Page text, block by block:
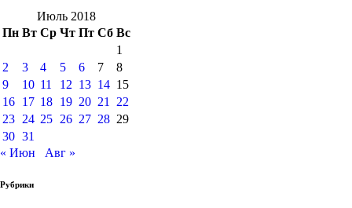
Июль 2018
Пн Вт Ср Чт Пт Сб Вс
1
2
3 4 5 6 7
8
9
10 11 12 13 14 15
16 17 18 19 20 21
22
23 24 25 26 27 28 29
30 31
« Июн
Авг »
Рубрики